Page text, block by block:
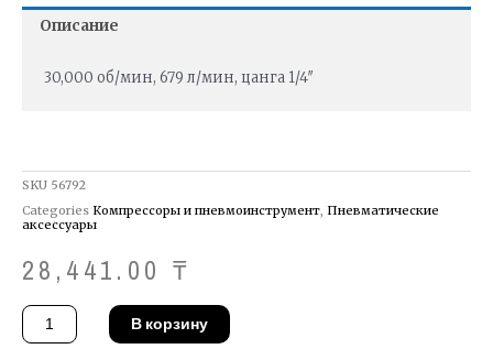
Описание
30,000 об/мин, 679 л/мин, цанга 1/4″
SKU 56792
Categories Компрессоры и пневмоинструмент Пневматические
аксессуары
28,441.00 ₸
Количество
товара
Шлифмашина
В корзину